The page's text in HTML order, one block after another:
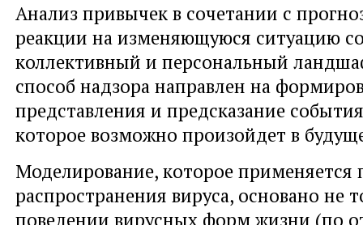
Анализ привычек в сочетании с
реакции на изменяющуюся ситуацию
коллективный и персональный
способ надзора направлен на
представления и предсказание
которое возможно произойдет в
Моделирование, которое применяется
распространения вируса, основано не
поведении вирусных форм жизни (по